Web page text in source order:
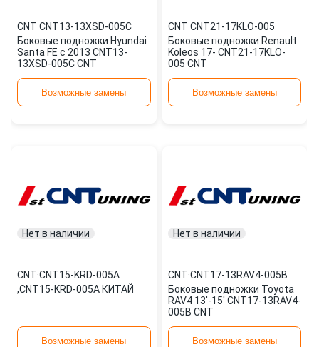
CNT·CNT13-13XSD-005C
Боковые подножки Hyundai
Santa FE с 2013 CNT13-
13XSD-005C CNT
Возможные замены
CNT·CNT21-17KLO-005
Боковые подножки Renault
Koleos 17- CNT21-17KLO-
005 CNT
Возможные замены
Нет в наличии
CNT·CNT15-KRD-005A
,CNT15-KRD-005A КИТАЙ
Возможные замены
Нет в наличии
CNT·CNT17-13RAV4-005B
Боковые подножки Toyota
RAV4 13'-15' CNT17-13RAV4-
005B CNT
Возможные замены